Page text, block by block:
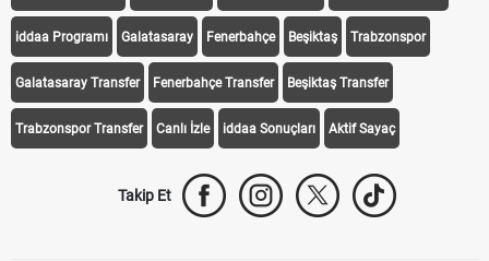
iddaa Programı Galatasaray Fenerbahçe Beşiktaş Trabzonspor
Galatasaray Transfer Fenerbahçe Transfer Beşiktaş Transfer
Trabzonspor Transfer Canlı İzle iddaa Sonuçları Aktif Sayaç
Takip Et